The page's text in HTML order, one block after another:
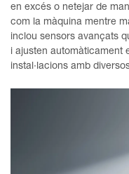
en excés o netejar de
com la màquina mentre
inclou sensors avançats
i ajusten automàticament
instal·lacions amb